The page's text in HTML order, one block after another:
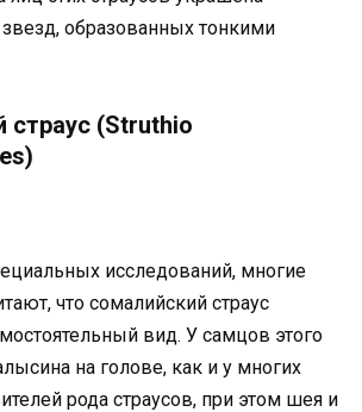
образованных тонкими
страус (Struthio
исследований, многие
что сомалийский страус
вид. У самцов этого
на голове, как и у многих
рода страусов, при этом шея и